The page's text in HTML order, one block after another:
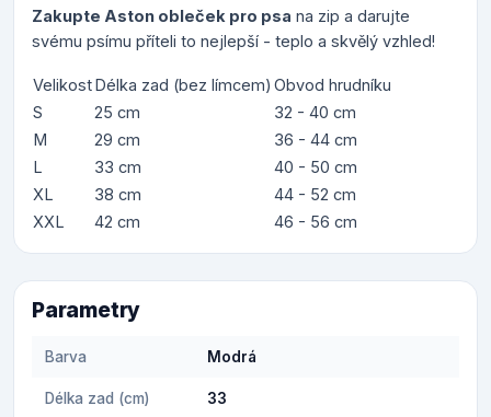
Zakupte Aston obleček pro psa na zip a darujte
svému psímu příteli to nejlepší - teplo a skvělý vzhled!
VelikostDélka zad (bez límcem) Obvod hrudníku
S
25 cm
32 - 40 cm
M
29 cm
36 - 44 cm
L
33 cm
40 - 50 cm
XL
38 cm
44 - 52 cm
XXL
42 cm 46 - 56 cm
Parametry
Barva Modrá
Délka zad (cm) 33